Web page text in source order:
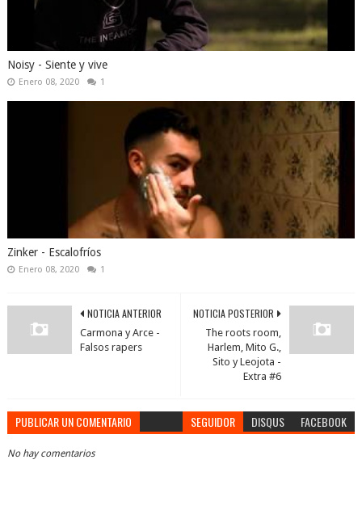
Noisy - Siente y vive
Enero 08, 2020 1
Zinker - Escalofríos
Enero 08, 2020 1
NOTICIA POSTERIOR
The roots room,
Harlem, Mito G.,
Sito y Leojota -
Extra #6
NOTICIA ANTERIOR
Carmona y Arce -
Falsos rapers
PUBLICAR UN COMENTARIO SEGUIDOR DISQUS FACEBOOK
No hay comentarios